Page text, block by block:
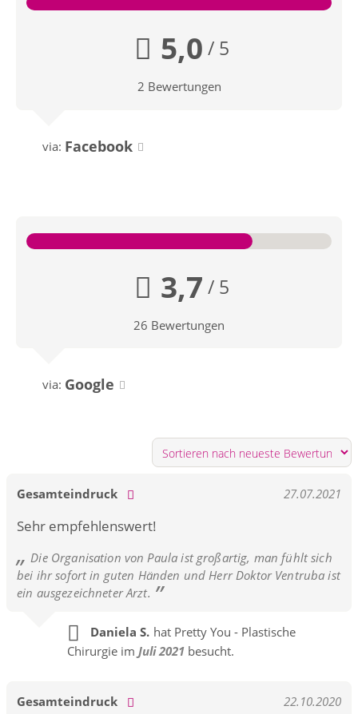
5,0 / 5
2 Bewertungen
via: Facebook
3,7 / 5
26 Bewertungen
via: Google
Gesamteindruck 27.07.2021
Sehr empfehlenswert!
Die Organisation von Paula ist großartig, man fühlt sich
bei ihr sofort in guten Händen und Herr Doktor Ventruba ist
ein ausgezeichneter Arzt.
Daniela S. hat Pretty You - Plastische
Chirurgie im Juli 2021 besucht.
Gesamteindruck 22.10.2020